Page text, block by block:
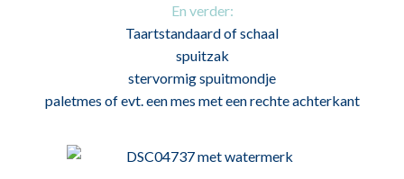
En verder:
Taartstandaard of schaal
spuitzak
stervormig spuitmondje
paletmes of evt. een mes met een rechte achterkant